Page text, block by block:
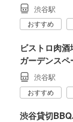
渋谷駅
おすすめ
ビストロ肉
ガーデンスペ
渋谷駅
おすすめ
渋谷貸切